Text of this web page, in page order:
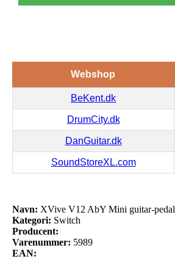
Webshop
BeKent.dk
DrumCity.dk
DanGuitar.dk
SoundStoreXL.com
Navn: XVive V12 AbY Mini guitar-pedal
Kategori: Switch
Producent:
Varenummer: 5989
EAN: